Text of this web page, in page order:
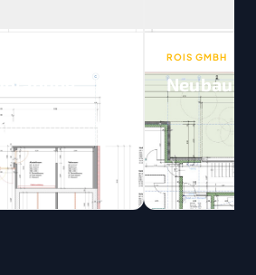
ROIS GMBH
Neubau